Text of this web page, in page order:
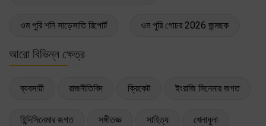
ওম পুরি শনি সাড়েসাতি রিপোর্ট ওম পুরি গোচর 2026 জন্মছক
আরো বিভিন্ন ক্ষেত্র
ব্যবসায়ী রাজনীতিবিদ ক্রিকেট ইংরাজি সিনেমার জগত
হিন্দিসিনেমার জগত সঙ্গীতজ্ঞ সাহিত্য খেলাধুলা